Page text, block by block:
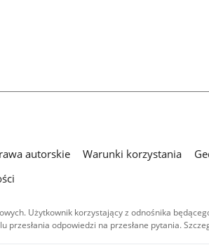
autorskie Warunki korzystania
Użytkownik korzystający z odnośnika
odpowiedzi na przesłane pytania.